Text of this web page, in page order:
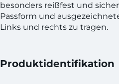
besonders reißfest und
Passform und
Links und rechts zu tragen.
Produktidentifikation